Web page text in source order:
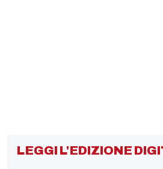
LEGGI L'EDIZIONE